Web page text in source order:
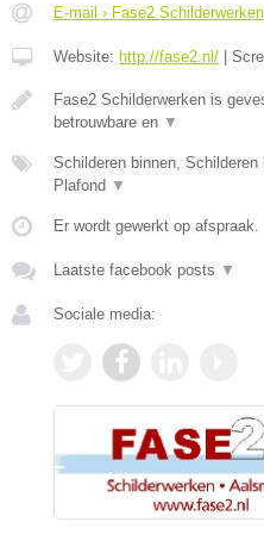
E-mail › Fase2 Schilderwerken
Website: http://fase2.nl/ |
Fase2 Schilderwerken is
betrouwbare en ▼
Schilderen binnen, Schilderen
Plafond ▼
Er wordt gewerkt op afspraak.
Laatste facebook posts ▼
Sociale media: